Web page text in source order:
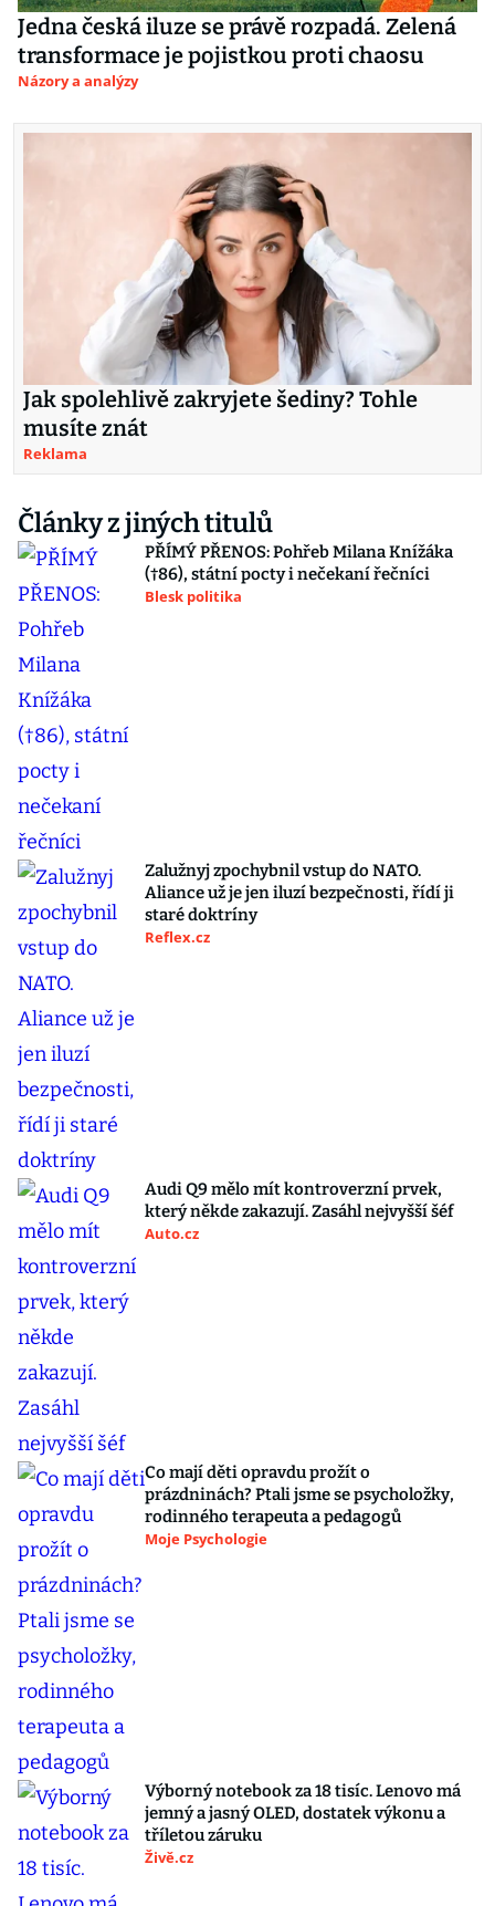
Jedna česká iluze se právě rozpadá. Zelená
transformace je pojistkou proti chaosu
Názory a analýzy
Jak spolehlivě zakryjete šediny? Tohle
musíte znát
Reklama
Články z jiných titulů
PŘÍMÝ PŘENOS: Pohřeb Milana Knížáka
(†86), státní pocty i nečekaní řečníci
Blesk politika
Zalužnyj zpochybnil vstup do NATO.
Aliance už je jen iluzí bezpečnosti, řídí ji
staré doktríny
Reflex.cz
Audi Q9 mělo mít kontroverzní prvek,
který někde zakazují. Zasáhl nejvyšší šéf
Auto.cz
Co mají děti opravdu prožít o
prázdninách? Ptali jsme se psycholožky,
rodinného terapeuta a pedagogů
Moje Psychologie
Výborný notebook za 18 tisíc. Lenovo má
jemný a jasný OLED, dostatek výkonu a
tříletou záruku
Živě.cz